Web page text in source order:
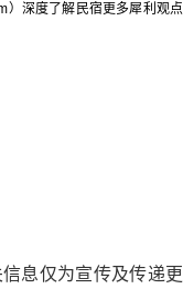
深度了解民宿更多犀利观点
息仅为宣传及传递更